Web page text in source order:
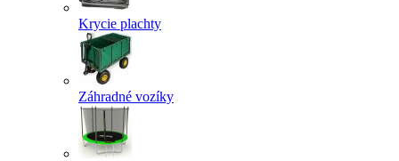
Krycie plachty
Záhradné vozíky